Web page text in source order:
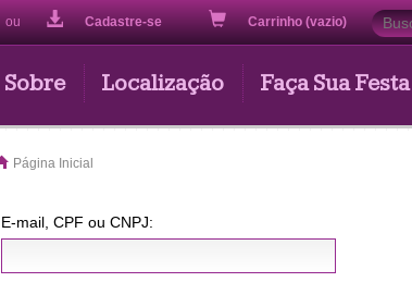
ou Cadastre-se Carrinho (vazio)
Sobre Localização Faça Sua Festa
Página Inicial
E-mail, CPF ou CNPJ: